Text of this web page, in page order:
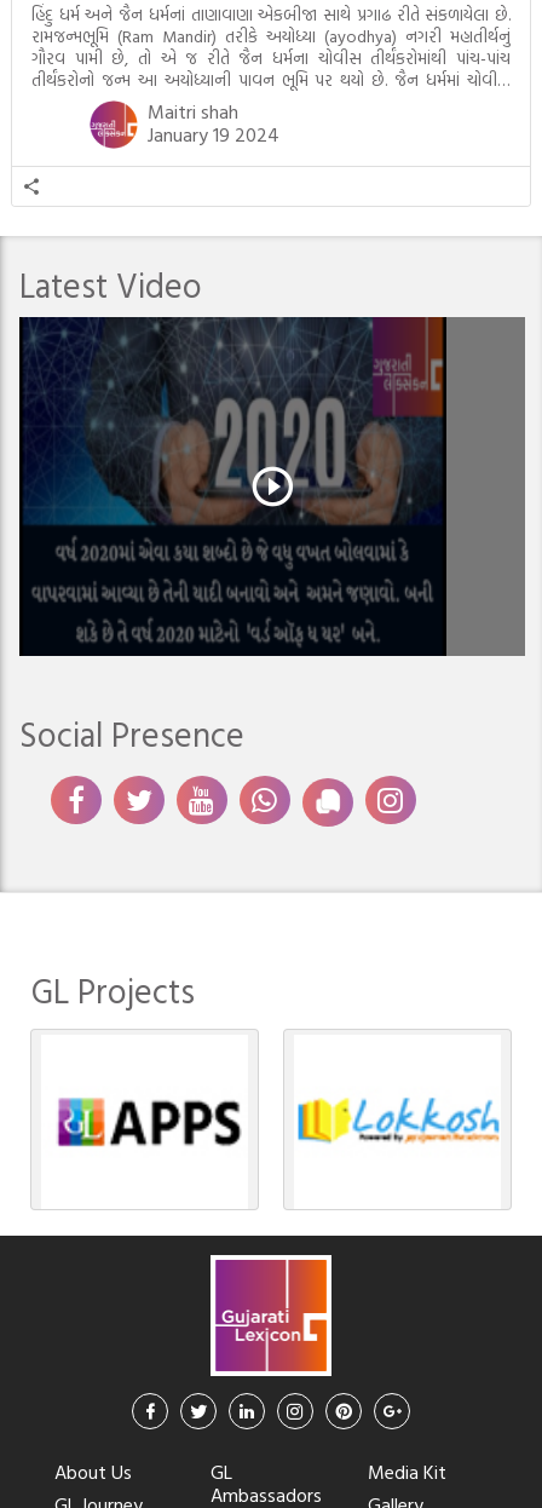
હિંદુ ધર્મ અને જૈન ધર્મનાં તાણાવાણા એકબીજા સાથે પ્રગાઢ રીતે સંકળાયેલા છે.
રામજન્મભૂમિ (Ram Mandir) તરીકે અયોધ્યા (ayodhya) નગરી મહાતીર્થનું
ગૌરવ પામી છે, તો એ જ રીતે જૈન ધર્મના ચોવીસ તીર્થંકરોમાંથી પાંચ-પાંચ
તીર્થંકરોનો જન્મ આ અયોધ્યાની પાવન ભૂમિ પર થયો છે. જૈન ધર્મમાં ચોવીસ
તીર્થંકરોમાંથી પાંચ-પાંચ તીર્થંકરોનાં કલ્યાણકો અહીં આવ્યાં છે. દરેક તીર્થંકરના
જીવનની ચ્યવન(માતાના […]
Maitri shah
January 19 2024
Latest Video
Social Presence
GL Projects
About Us
GL
Ambassadors
Media Kit